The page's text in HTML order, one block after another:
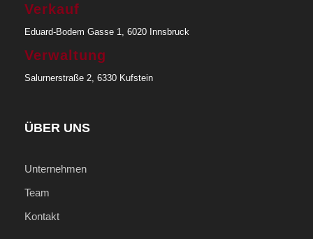
Verkauf
Eduard-Bodem Gasse 1, 6020 Innsbruck
Verwaltung
Salurnerstraße 2, 6330 Kufstein
ÜBER UNS
Unternehmen
Team
Kontakt